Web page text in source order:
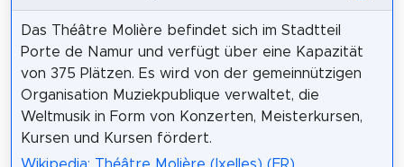
Das Théâtre Molière befindet sich im Stadtteil
Porte de Namur und verfügt über eine Kapazität
von 375 Plätzen. Es wird von der gemeinnützigen
Organisation Muziekpublique verwaltet, die
Weltmusik in Form von Konzerten, Meisterkursen,
Kursen und Kursen fördert.
Wikipedia: Théâtre Molière (Ixelles) (FR)